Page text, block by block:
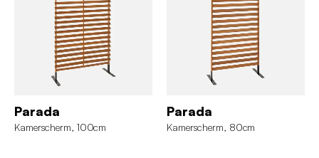
Parada
Kamerscherm, 100cm
Parada
Kamerscherm, 80cm